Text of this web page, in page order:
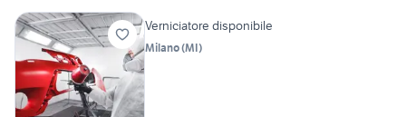
Verniciatore disponibile
Milano(MI)